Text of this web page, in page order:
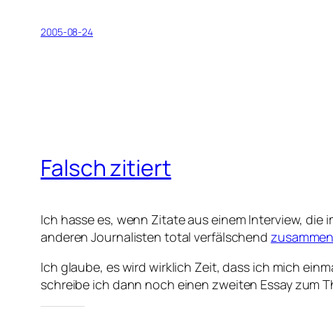
2005-08-24
Falsch zitiert
Ich hasse es, wenn Zitate aus einem Interview,
anderen Journalisten total verfälschend
Ich glaube, es wird wirklich Zeit, dass ich mich
schreibe ich dann noch einen zweiten Essay zum